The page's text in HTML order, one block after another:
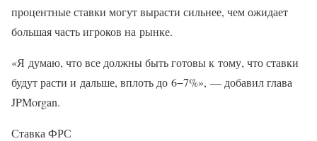
процентные ставки могут вырасти сильнее, чем ожидает
большая часть игроков на рынке.
«Я думаю, что все должны быть готовы к тому, что ставки
будут расти и дальше, вплоть до 6−7%», — добавил глава
JPMorgan.
Ставка ФРС